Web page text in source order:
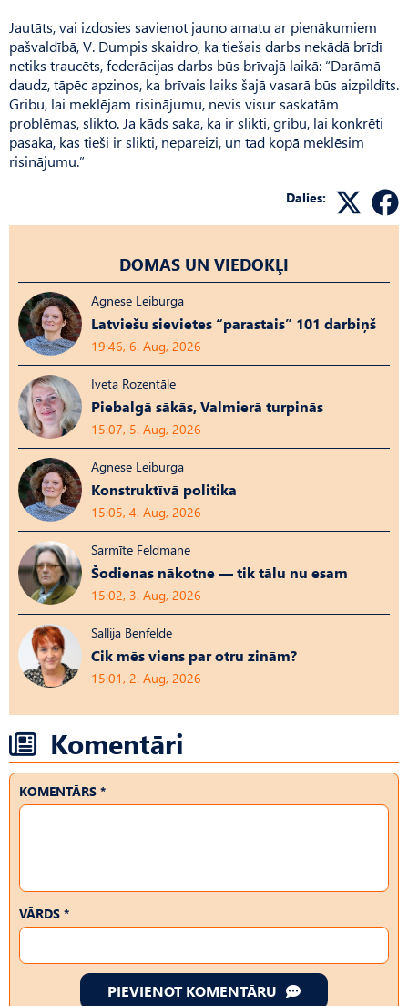
Jautāts, vai izdosies savienot jauno amatu ar pienākumiem
pašvaldībā, V. Dumpis skaidro, ka tiešais darbs nekādā brīdī
netiks traucēts, federācijas darbs būs brīvajā laikā: “Darāmā
daudz, tāpēc apzinos, ka brīvais laiks šajā vasarā būs aizpildīts.
Gribu, lai meklējam risinājumu, nevis visur saskatām
problēmas, slikto. Ja kāds saka, ka ir slikti, gribu, lai konkrēti
pasaka, kas tieši ir slikti, nepareizi, un tad kopā meklēsim
risinājumu.”
Dalies:
DOMAS UN VIEDOKĻI
Agnese Leiburga
Latviešu sievietes “parastais” 101 darbiņš
19:46, 6. Aug, 2026
Iveta Rozentāle
Piebalgā sākās, Valmierā turpinās
15:07, 5. Aug, 2026
Agnese Leiburga
Konstruktīvā politika
15:05, 4. Aug, 2026
Sarmīte Feldmane
Šodienas nākotne — tik tālu nu esam
15:02, 3. Aug, 2026
Sallija Benfelde
Cik mēs viens par otru zinām?
15:01, 2. Aug, 2026
Komentāri
KOMENTĀRS *
VĀRDS *
PIEVIENOT KOMENTĀRU